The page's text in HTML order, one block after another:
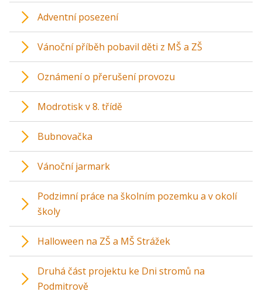
Adventní posezení
Vánoční příběh pobavil děti z MŠ a ZŠ
Oznámení o přerušení provozu
Modrotisk v 8. třídě
Bubnovačka
Vánoční jarmark
Podzimní práce na školním pozemku a v okolí
školy
Halloween na ZŠ a MŠ Strážek
Druhá část projektu ke Dni stromů na
Podmitrově